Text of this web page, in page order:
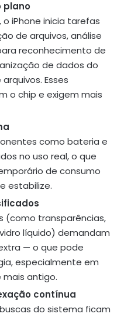
plano
iPhone inicia tarefas
de arquivos, análise
reconhecimento de
de dados do
Esses
o chip e exigem mais
como bateria e
no uso real, o que
de consumo
estabilize.
(como transparências,
líquido) demandam
— o que pode
especialmente em
mais antigo.
contínua
do sistema ficam